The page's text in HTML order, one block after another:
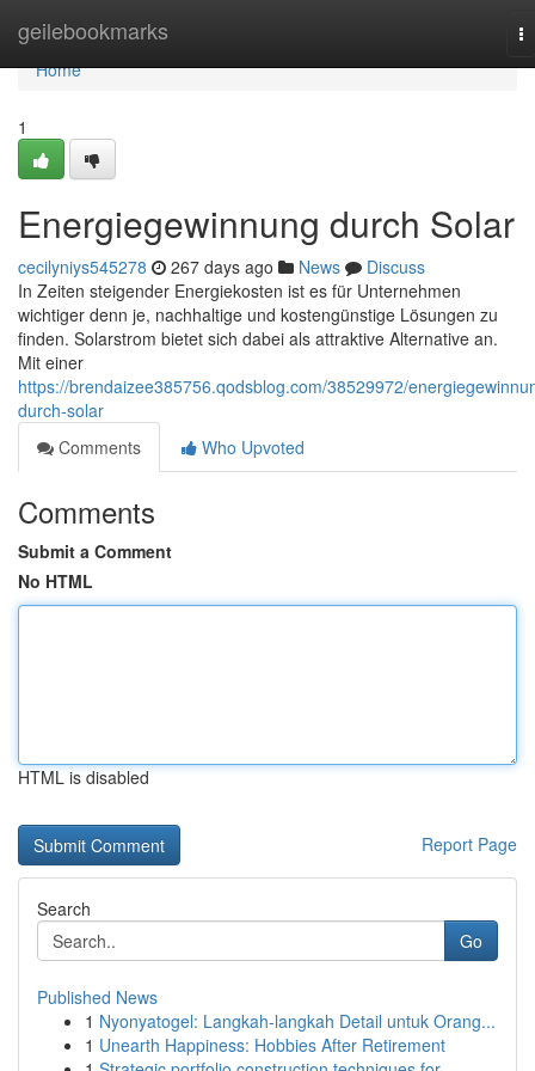
geilebookmarks
Home
Home
1
Energiegewinnung durch Solar
cecilyniys545278 267 days ago News
Discuss
In Zeiten steigender Energiekosten ist es für Unternehmen
wichtiger denn je, nachhaltige und kostengünstige Lösungen zu
finden. Solarstrom bietet sich dabei als attraktive Alternative an.
Mit einer
https://brendaizee385756.qodsblog.com/38529972/
durch-solar
Comments
Who Upvoted
Comments
Submit a Comment
No HTML
HTML is disabled
Report Page
Search
Go
Published News
1 Nyonyatogel: Langkah-langkah Detail untuk Orang...
1 Unearth Happiness: Hobbies After Retirement